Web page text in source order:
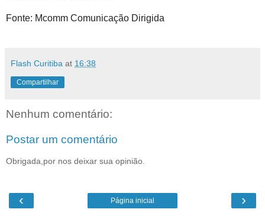
Fonte: Mcomm Comunicação Dirigida
Flash Curitiba at 16:38
Compartilhar
Nenhum comentário:
Postar um comentário
Obrigada,por nos deixar sua opinião.
‹ ›
Página inicial